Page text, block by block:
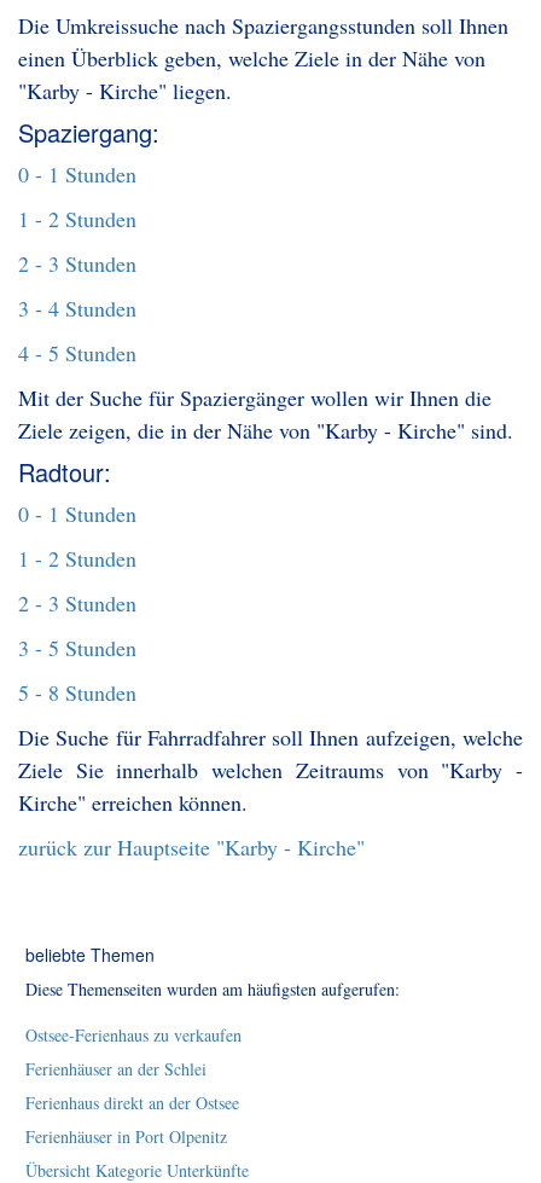
Die Umkreissuche nach Spaziergangsstunden soll Ihnen
einen Überblick geben, welche Ziele in der Nähe von
"Karby - Kirche" liegen.
Spaziergang:
0 - 1 Stunden
1 - 2 Stunden
2 - 3 Stunden
3 - 4 Stunden
4 - 5 Stunden
Mit der Suche für Spaziergänger wollen wir Ihnen die
Ziele zeigen, die in der Nähe von "Karby - Kirche" sind.
Radtour:
0 - 1 Stunden
1 - 2 Stunden
2 - 3 Stunden
3 - 5 Stunden
5 - 8 Stunden
Die Suche für Fahrradfahrer soll Ihnen aufzeigen, welche
Ziele Sie innerhalb welchen Zeitraums von "Karby -
Kirche" erreichen können.
zurück zur Hauptseite "Karby - Kirche"
beliebte Themen
Diese Themenseiten wurden am häufigsten aufgerufen:
Ostsee-Ferienhaus zu verkaufen
Ferienhäuser an der Schlei
Ferienhaus direkt an der Ostsee
Ferienhäuser in Port Olpenitz
Übersicht Kategorie Unterkünfte